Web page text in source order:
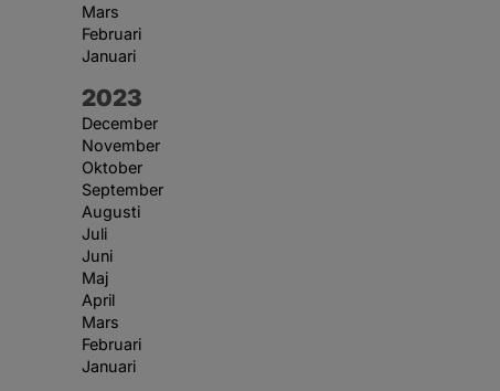
Mars
Februari
Januari
År:
2023
December
November
Oktober
September
Augusti
Juli
Juni
Maj
April
Mars
Februari
Januari